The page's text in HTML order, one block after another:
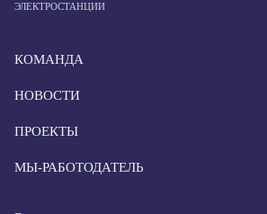
ЭЛЕКТРОСТАНЦИИ
КОМАНДА
НОВОСТИ
ПРОЕКТЫ
МЫ-РАБОТОДАТЕЛЬ